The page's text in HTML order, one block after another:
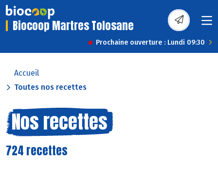
Biocoop Martres Tolosane
Prochaine ouverture : Lundi 09:30
Accueil
Toutes nos recettes
Nos recettes
724 recettes